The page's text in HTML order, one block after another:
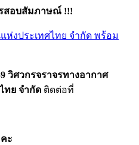
สอบสัมภาษณ์ !!!
งประเทศไทย จำกัด พร้อม
วิศวกรจราจรทางอากาศ
ทย จำกัด ติดต่อที่
ะ